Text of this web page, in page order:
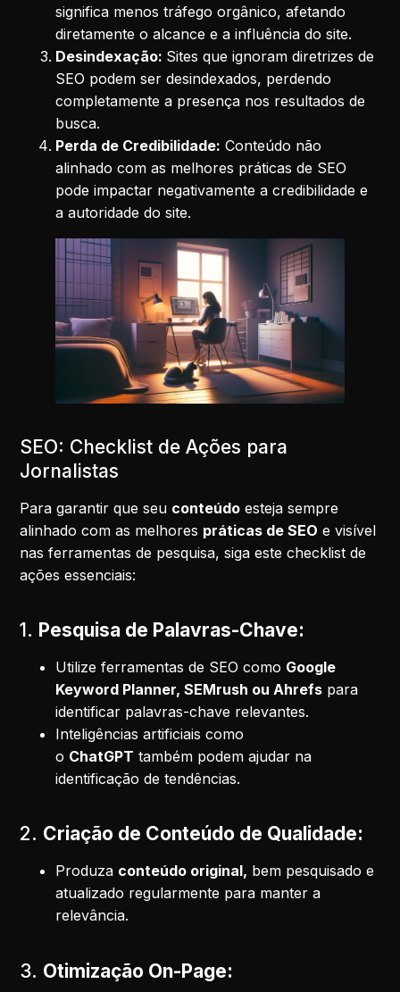
significa menos tráfego orgânico, afetando
diretamente o alcance e a influência do site.
Desindexação: Sites que ignoram diretrizes de
SEO podem ser desindexados, perdendo
completamente a presença nos resultados de
busca.
Perda de Credibilidade: Conteúdo não
alinhado com as melhores práticas de SEO
pode impactar negativamente a credibilidade e
a autoridade do site.
SEO: Checklist de Ações para
Jornalistas
Para garantir que seu conteúdo esteja sempre
alinhado com as melhores práticas de SEO e visível
nas ferramentas de pesquisa, siga este checklist de
ações essenciais:
1. Pesquisa de Palavras-Chave:
Utilize ferramentas de SEO como Google
Keyword Planner, SEMrush ou Ahrefs para
identificar palavras-chave relevantes.
Inteligências artificiais como
o ChatGPT também podem ajudar na
identificação de tendências.
2. Criação de Conteúdo de Qualidade:
Produza conteúdo original, bem pesquisado e
atualizado regularmente para manter a
relevância.
3. Otimização On-Page: